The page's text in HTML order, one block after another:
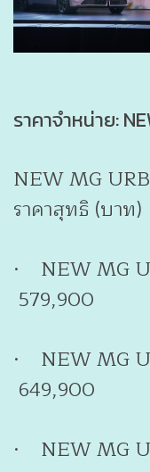
ราคาจำหน่าย:
NEW MG
ราคาสุทธิ (บา
· NEW MG
579,900
· NEW
649,900
· NEW MG